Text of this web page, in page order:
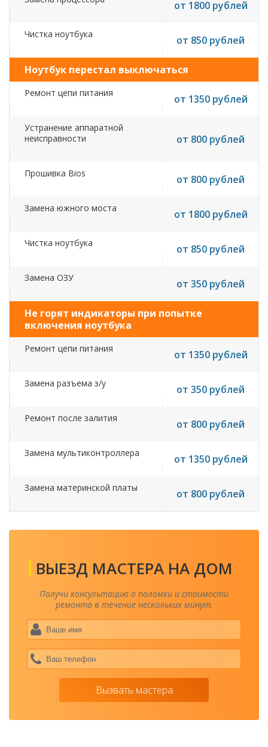
от 1800 рублей
Чистка ноутбука от 850 рублей
Ноутбук перестал выключаться
Ремонт цепи питания от 1350 рублей
Устранение аппаратной
неисправности
от 800 рублей
Прошивка Bios от 800 рублей
Замена южного моста от 1800 рублей
Чистка ноутбука от 850 рублей
Замена ОЗУ от 350 рублей
Не горят индикаторы при попытке
включения ноутбука
Ремонт цепи питания от 1350 рублей
Замена разъема з/у от 350 рублей
Ремонт после залития от 800 рублей
Замена мультиконтроллера от 1350 рублей
Замена материнской платы от 800 рублей
ВЫЕЗД МАСТЕРА НА ДОМ
Получи консультацию о поломки и стоимости
ремонта в течение нескольких минут.
Вызвать мастера